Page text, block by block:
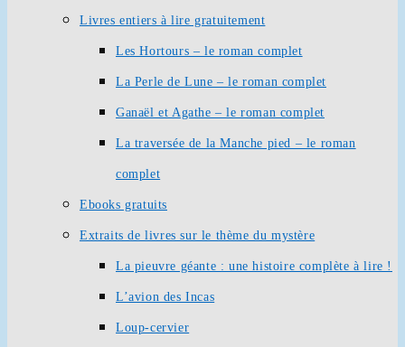
Livres entiers à lire gratuitement
Les Hortours – le roman complet
La Perle de Lune – le roman complet
Ganaël et Agathe – le roman complet
La traversée de la Manche pied – le roman
complet
Ebooks gratuits
Extraits de livres sur le thème du mystère
La pieuvre géante : une histoire complète à lire !
L’avion des Incas
Loup-cervier